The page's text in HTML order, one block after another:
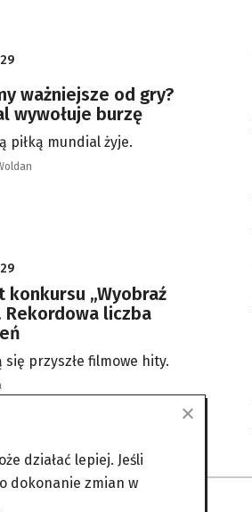
ważniejsze od gry?
wywołuje burzę
piłką mundial żyje.
konkursu „Wyobraź
Rekordowa liczba
się przyszłe filmowe hity.
działać lepiej. Jeśli
dokonanie zmian w